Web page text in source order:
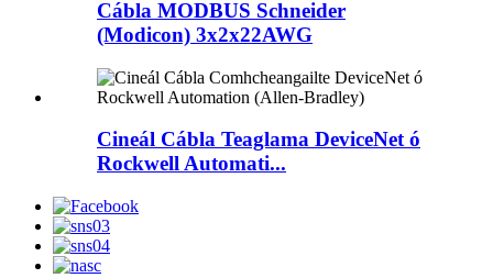
Cábla MODBUS Schneider
(Modicon) 3x2x22AWG
Cineál Cábla Teaglama DeviceNet ó
Rockwell Automati...